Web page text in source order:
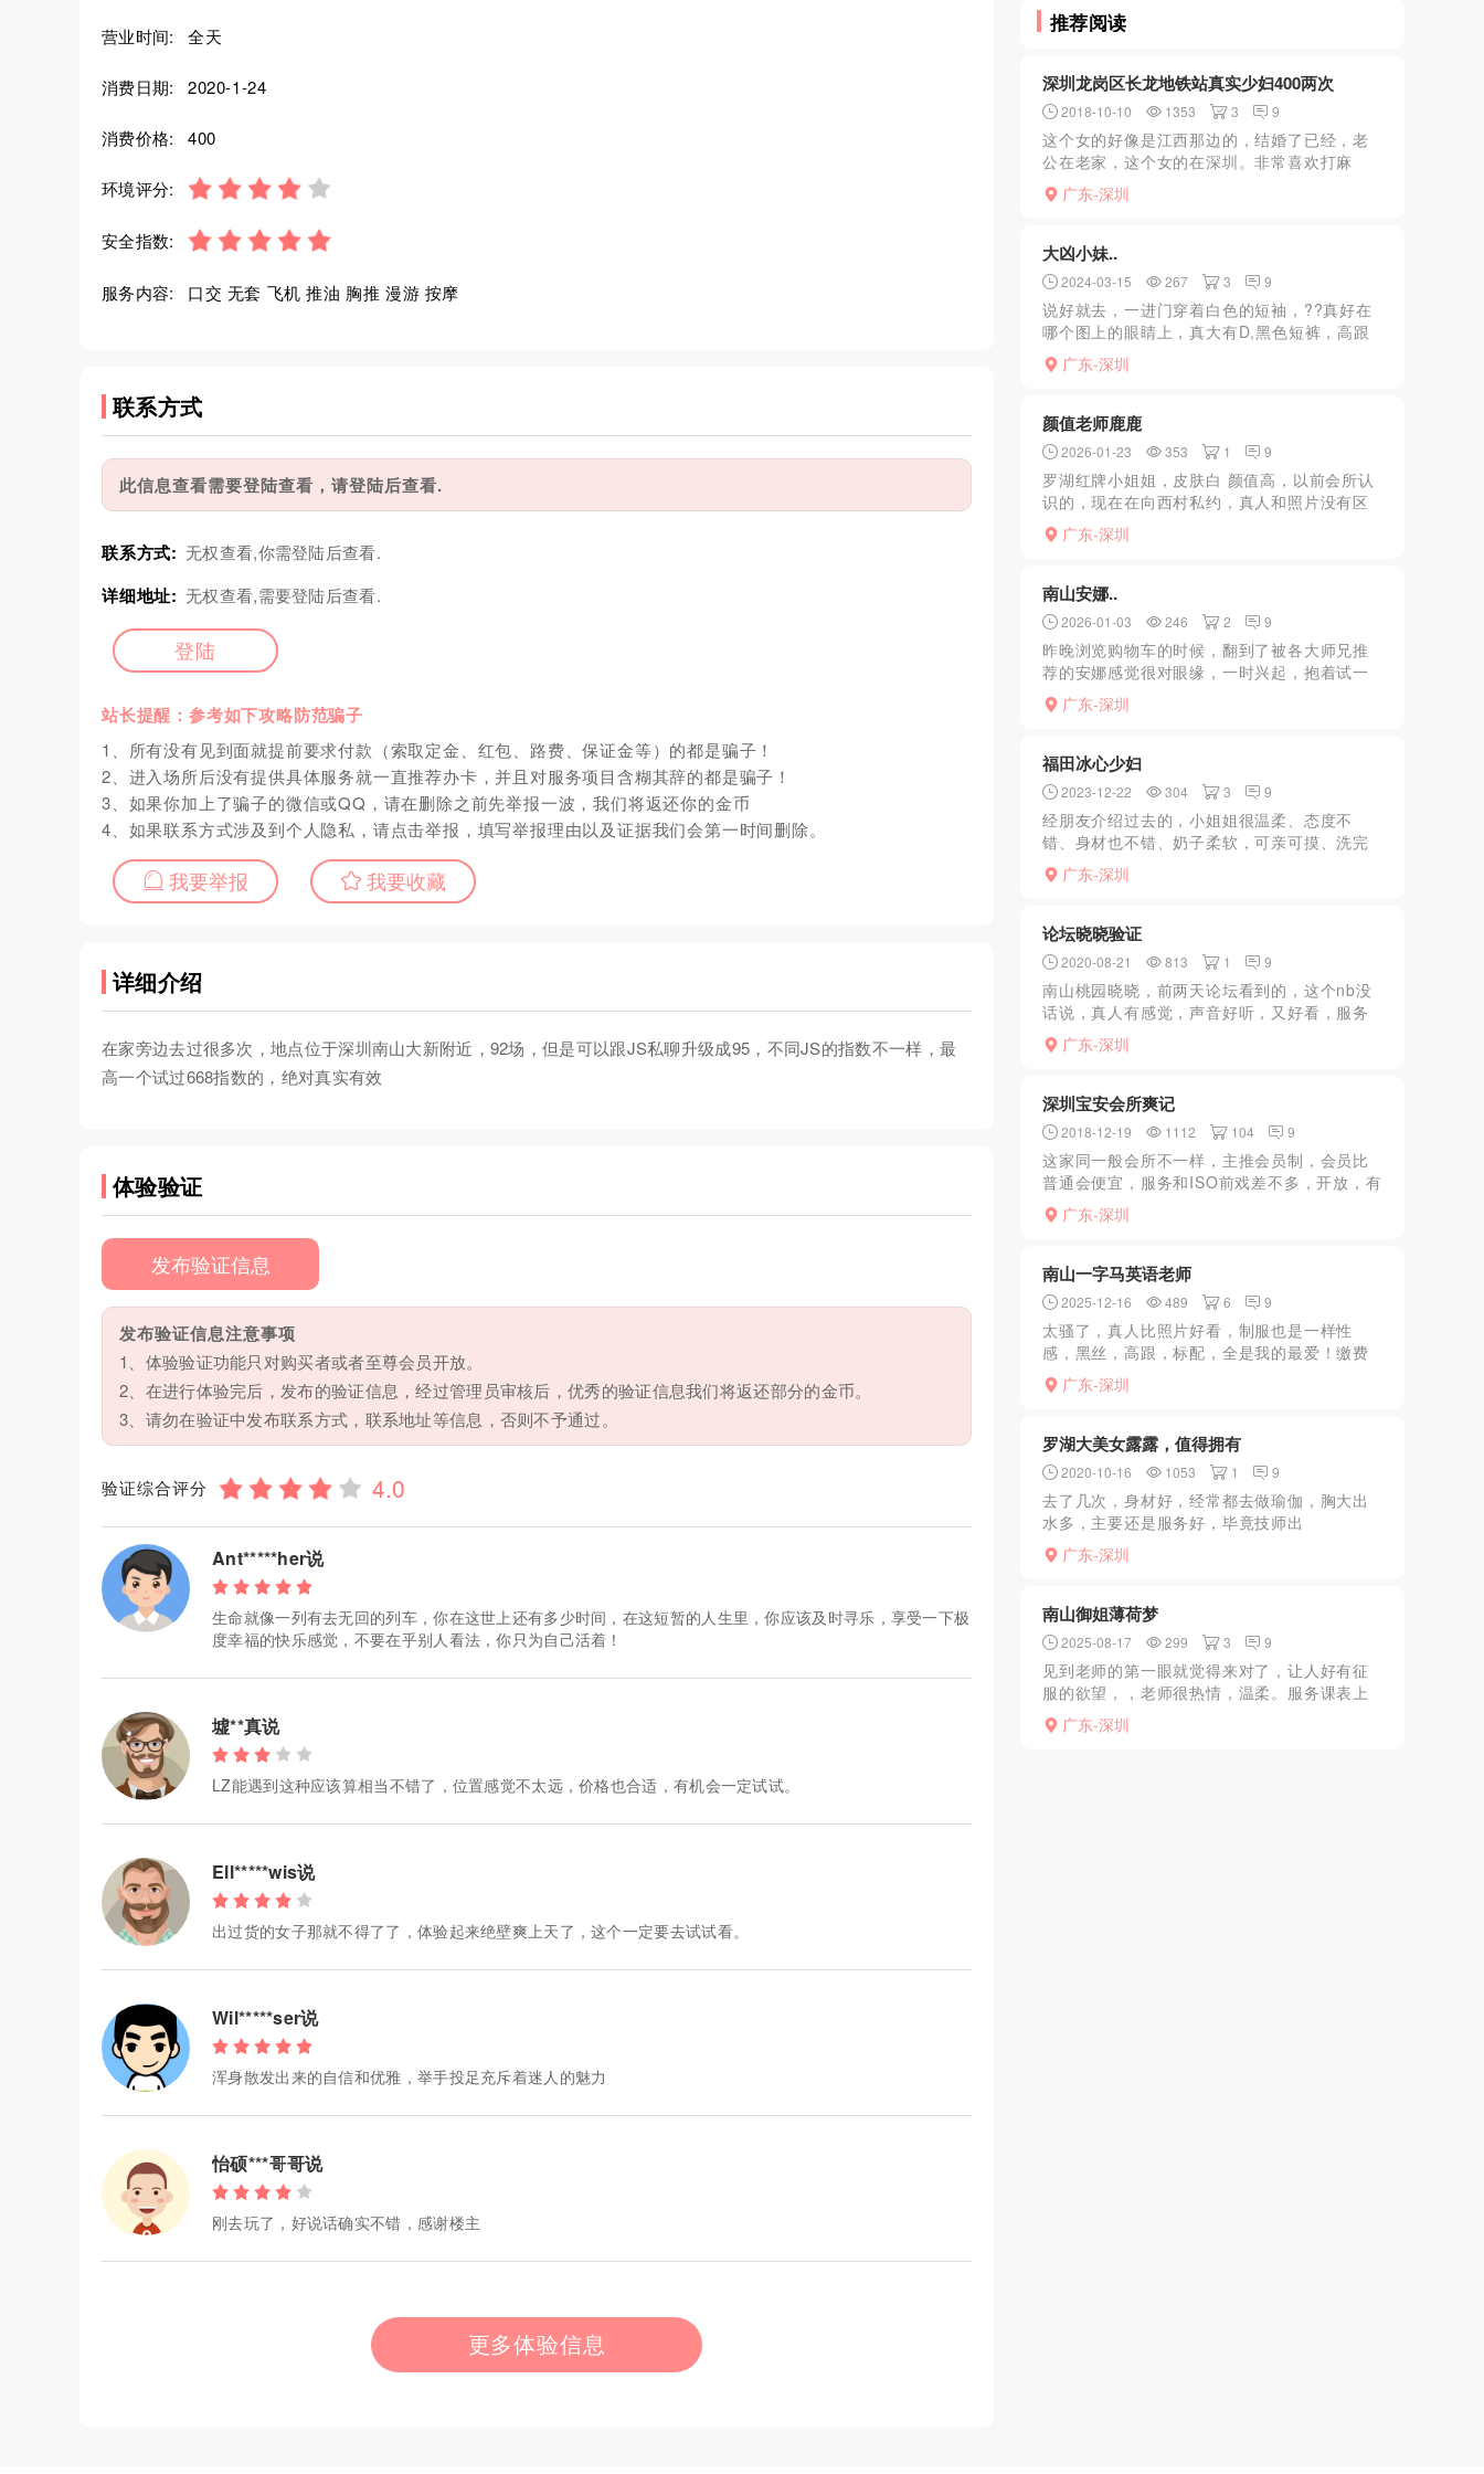
营业时间: 全天
消费日期: 2020-1-24
消费价格: 400
环境评分:
安全指数:
服务内容: 口交 无套 飞机 推油 胸推 漫游 按摩
联系方式
此信息查看需要登陆查看，请登陆后查看.
联系方式: 无权查看,你需登陆后查看.
详细地址: 无权查看,需要登陆后查看.
登陆
站长提醒：参考如下攻略防范骗子
1、所有没有见到面就提前要求付款（索取定金、红包、路费、保证金等）的都是骗子！
2、进入场所后没有提供具体服务就一直推荐办卡，并且对服务项目含糊其辞的都是骗子！
3、如果你加上了骗子的微信或QQ，请在删除之前先举报一波，我们将返还你的金币
4、如果联系方式涉及到个人隐私，请点击举报，填写举报理由以及证据我们会第一时间删除。
我要举报 我要收藏
详细介绍
在家旁边去过很多次，地点位于深圳南山大新附近，92场，但是可以跟JS私聊升级成95，不同JS的指数不一样，最
高一个试过668指数的，绝对真实有效
体验验证
发布验证信息
发布验证信息注意事项
1、体验验证功能只对购买者或者至尊会员开放。
2、在进行体验完后，发布的验证信息，经过管理员审核后，优秀的验证信息我们将返还部分的金币。
3、请勿在验证中发布联系方式，联系地址等信息，否则不予通过。
验证综合评分
Ant*****her说
生命就像一列有去无回的列车，你在这世上还有多少时间，在这短暂的人生里，你应该及时寻乐，享受一下极
度幸福的快乐感觉，不要在乎别人看法，你只为自己活着！
墟**真说
LZ能遇到这种应该算相当不错了，位置感觉不太远，价格也合适，有机会一定试试。
Ell*****wis说
出过货的女子那就不得了了，体验起来绝壁爽上天了，这个一定要去试试看。
Wil*****ser说
浑身散发出来的自信和优雅，举手投足充斥着迷人的魅力
怡硕***哥哥说
刚去玩了，好说话确实不错，感谢楼主
更多体验信息
推荐阅读
深圳龙岗区长龙地铁站真实少妇400两次
2018-10-10 1353 3 9
这个女的好像是江西那边的，结婚了已经，老
公在老家，这个女的在深圳。非常喜欢打麻
将，不过经常输，输了之后就开始约炮，特别
的特别的骚。做的时候声音超级大，据她说是
广东-深圳
大凶小妹..
2024-03-15 267 3 9
说好就去，一进门穿着白色的短袖，??真好在
哪个图上的眼睛上，真大有D,黑色短裤，高跟
鞋，前凸后翘的，花德是淡妆，看上去年轻有
28左右吧！是我喜欢的类型，一起去洗了个
广东-深圳
颜值老师鹿鹿
2026-01-23 353 1 9
罗湖红牌小姐姐，皮肤白 颜值高，以前会所认
识的，现在在向西村私约，真人和照片没有区
别，可以放心冲，服务看好可不就行，没有套
路 不催钟，进门迫不及待就一起洗澡了，浴室
广东-深圳
南山安娜..
2026-01-03 246 2 9
昨晚浏览购物车的时候，翻到了被各大师兄推
荐的安娜感觉很对眼缘，一时兴起，抱着试一
试的想法妹妹也回得挺快，顺利约到了个位置
遥控上门，第一眼见到妹妹，感觉和频道照片
广东-深圳
福田冰心少妇
2023-12-22 304 3 9
经朋友介绍过去的，小姐姐很温柔、态度不
错、身材也不错、奶子柔软，可亲可摸、洗完
澡开始服务、全套流程下来感觉还不错、口活
很厉害没有齿感，下面水很多，很紧致，姿势
广东-深圳
论坛晓晓验证
2020-08-21 813 1 9
南山桃园晓晓，前两天论坛看到的，这个nb没
话说，真人有感觉，声音好听，又好看，服务
也到位，可以给满分了。约的满满的好像要慢
慢加
广东-深圳
深圳宝安会所爽记
2018-12-19 1112 104 9
这家同一般会所不一样，主推会员制，会员比
普通会便宜，服务和ISO前戏差不多，开放，有
沙发服务和臀部服务，跟一般会所服务流程差
别很大，开放很多，狼友应该都喜欢。就是技
广东-深圳
南山一字马英语老师
2025-12-16 489 6 9
太骚了，真人比照片好看，制服也是一样性
感，黑丝，高跟，标配，全是我的最爱！缴费
后，老师便各种挑逗，宝贝前宝贝后，骚痒痒
的，嘿嘿，来到浴室，老师各种摸，亲，让我
广东-深圳
罗湖大美女露露，值得拥有
2020-10-16 1053 1 9
去了几次，身材好，经常都去做瑜伽，胸大出
水多，主要还是服务好，毕竟技师出
身。...............................
广东-深圳
南山御姐薄荷梦
2025-08-17 299 3 9
见到老师的第一眼就觉得来对了，让人好有征
服的欲望，，老师很热情，温柔。服务课表上
写的都会有做，先是一起在浴室洗澡，然后上
床开始服务，漫游和胸推很舒服，估计是老师
广东-深圳